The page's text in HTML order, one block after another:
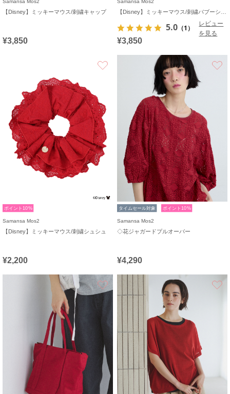
Samansa Mos2
【Disney】ミッキーマウス/刺繍キャップ
¥3,850
Samansa Mos2
5.0 （1）
レビュー
を見る
¥3,850
ポイント10%
Samansa Mos2
【Disney】ミッキーマウス/刺繍シュシュ
¥2,200
タイムセール対象 ポイント10%
Samansa Mos2
◇花ジャガードプルオーバー
¥4,290
お気に入り